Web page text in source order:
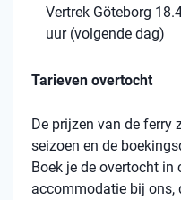
Vertrek Göteborg
uur (volgende dag)
Tarieven overtocht
De prijzen van de
seizoen en de
Boek je de overtocht in
accommodatie bij ons,